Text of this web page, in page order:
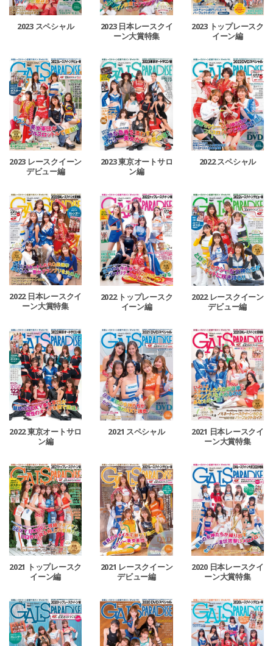
2023 スペシャル
2023 日本レースクイ
ーン大賞特集
2023 トップレースク
イーン編
2023 レースクイーン
デビュー編
2023 東京オートサロ
ン編
2022 スペシャル
2022 日本レースクイ
ーン大賞特集
2022 トップレースク
イーン編
2022 レースクイーン
デビュー編
2022 東京オートサロ
ン編
2021 スペシャル
2021 日本レースクイ
ーン大賞特集
2021 トップレースク
イーン編
2021 レースクイーン
デビュー編
2020 日本レースクイ
ーン大賞特集